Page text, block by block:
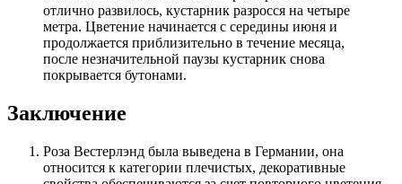
отлично развилось, кустарник разросся на четыре
метра. Цветение начинается с середины июня и
продолжается приблизительно в течение месяца,
после незначительной паузы кустарник снова
покрывается бутонами.
Заключение
Роза Вестерлэнд была выведена в Германии, она
относится к категории плечистых, декоративные